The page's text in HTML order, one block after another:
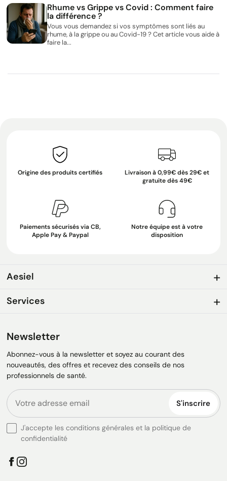
Rhume vs Grippe vs Covid : Comment faire
la différence ?
Vous vous demandez si vos symptômes sont liés au
rhume, à la grippe ou au Covid-19 ? Cet article vous aide à
faire la...
Origine des produits certifiés
Livraison à 0,99€ dès 29€ et
gratuite dès 49€
Paiements sécurisés via CB,
Apple Pay & Paypal
Notre équipe est à votre
disposition
Aesiel
Services
Newsletter
Abonnez-vous à la newsletter et soyez au courant des
nouveautés, des offres et recevez des conseils de nos
professionnels de santé.
S'inscrire
J'accepte les conditions générales et la politique de
confidentialité